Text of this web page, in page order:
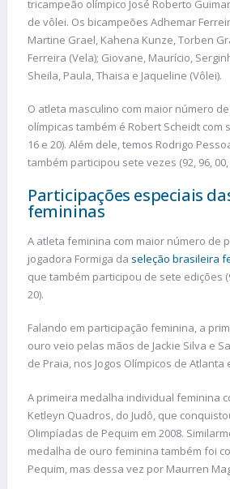
tricampeão olímpico José Roberto
de vôlei. Os bicampeões Adhemar
Martine Grael, Kahena Kunze, Torben
Ferreira (Vela); Giovane, Maurício,
Sheila, Paula, Thaisa e Jaqueline (Vôlei).
O atleta masculino com maior número
olímpicas também é Robert Scheidt com
16 e 20). Além dele, temos Rodrigo
também participou sete vezes (92, 96, 00,
Participações especiais
femininas
A atleta feminina com maior número de
jogadora Formiga da seleção brasileira
que também participou de sete edições
20).
Falando em participação feminina, a
ouro veio pelas mãos de Jackie Silva e
de Praia, nos Jogos Olímpicos de Atlanta
A primeira medalha individual feminina
Ketleyn Quadros, do Judô, que
Olimpíadas de Pequim em 2008.
medalha de ouro feminina também foi
Pequim, mas dessa vez por Maurren